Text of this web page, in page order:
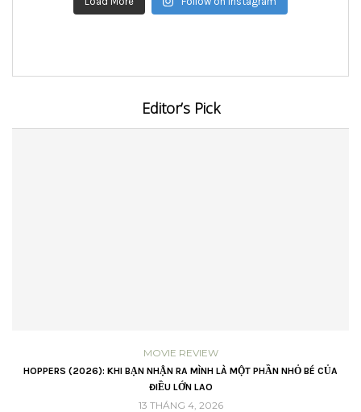
Editor’s Pick
MOVIE REVIEW
HOPPERS (2026): KHI BẠN NHẬN RA MÌNH LÀ MỘT PHẦN NHỎ BÉ CỦA
ĐIỀU LỚN LAO
13 THÁNG 4, 2026